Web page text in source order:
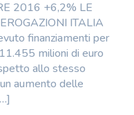
2016 +6,2% LE
ITALIA
finanziamenti per
milioni di euro
allo stesso
aumento delle